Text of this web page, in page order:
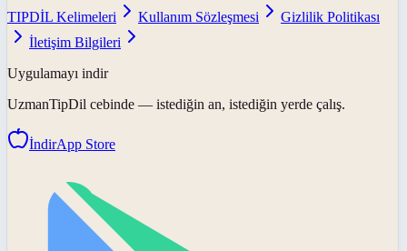
TIPDİL Kelimeleri
Kullanım Sözleşmesi
Gizlilik Politikası
İletişim Bilgileri
Uygulamayı indir
UzmanTipDil cebinde — istediğin an, istediğin yerde çalış.
İndirApp Store